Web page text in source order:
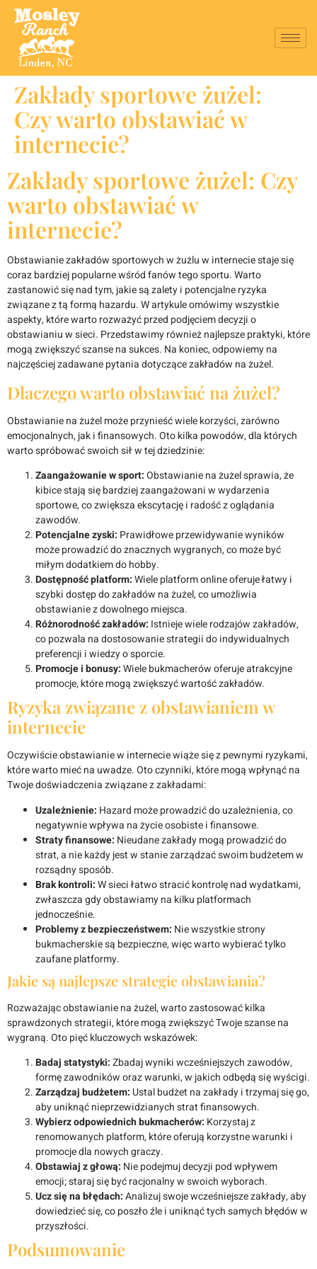
Zakłady sportowe żużel:
Czy warto obstawiać w
internecie?
Zakłady sportowe żużel: Czy
warto obstawiać w
internecie?
Obstawianie zakładów sportowych w żużlu w internecie staje się
coraz bardziej popularne wśród fanów tego sportu. Warto
zastanowić się nad tym, jakie są zalety i potencjalne ryzyka
związane z tą formą hazardu. W artykule omówimy wszystkie
aspekty, które warto rozważyć przed podjęciem decyzji o
obstawianiu w sieci. Przedstawimy również najlepsze praktyki, które
mogą zwiększyć szanse na sukces. Na koniec, odpowiemy na
najczęściej zadawane pytania dotyczące zakładów na żużel.
Dlaczego warto obstawiać na żużel?
Obstawianie na żużel może przynieść wiele korzyści, zarówno
emocjonalnych, jak i finansowych. Oto kilka powodów, dla których
warto spróbować swoich sił w tej dziedzinie:
Zaangażowanie w sport:Obstawianie na żużel sprawia, że
kibice stają się bardziej zaangażowani w wydarzenia
sportowe, co zwiększa ekscytację i radość z oglądania
zawodów.
Potencjalne zyski: Prawidłowe przewidywanie wyników
może prowadzić do znacznych wygranych, co może być
miłym dodatkiem do hobby.
Dostępność platform:Wiele platform online oferuje łatwy i
szybki dostęp do zakładów na żużel, co umożliwia
obstawianie z dowolnego miejsca.
Różnorodność zakładów: Istnieje wiele rodzajów zakładów,
co pozwala na dostosowanie strategii do indywidualnych
preferencji i wiedzy o sporcie.
Promocje i bonusy:Wiele bukmacherów oferuje atrakcyjne
promocje, które mogą zwiększyć wartość zakładów.
Ryzyka związane z obstawianiem w
internecie
Oczywiście obstawianie w internecie wiąże się z pewnymi ryzykami,
które warto mieć na uwadze. Oto czynniki, które mogą wpłynąć na
Twoje doświadczenia związane z zakładami:
Uzależnienie: Hazard może prowadzić do uzależnienia, co
negatywnie wpływa na życie osobiste i finansowe.
Straty finansowe: Nieudane zakłady mogą prowadzić do
strat, a nie każdy jest w stanie zarządzać swoim budżetem w
rozsądny sposób.
Brak kontroli:W sieci łatwo stracić kontrolę nad wydatkami,
zwłaszcza gdy obstawiamy na kilku platformach
jednocześnie.
Problemy z bezpieczeństwem: Nie wszystkie strony
bukmacherskie są bezpieczne, więc warto wybierać tylko
zaufane platformy.
Jakie są najlepsze strategie obstawiania?
Rozważając obstawianie na żużel, warto zastosować kilka
sprawdzonych strategii, które mogą zwiększyć Twoje szanse na
wygraną. Oto pięć kluczowych wskazówek:
Badaj statystyki:Zbadaj wyniki wcześniejszych zawodów,
formę zawodników oraz warunki, w jakich odbędą się wyścigi.
Zarządzaj budżetem: Ustal budżet na zakłady i trzymaj się go,
aby uniknąć nieprzewidzianych strat finansowych.
Wybierz odpowiednich bukmacherów: Korzystaj z
renomowanych platform, które oferują korzystne warunki i
promocje dla nowych graczy.
Obstawiaj z głową: Nie podejmuj decyzji pod wpływem
emocji; staraj się być racjonalny w swoich wyborach.
Ucz się na błędach:Analizuj swoje wcześniejsze zakłady, aby
dowiedzieć się, co poszło źle i uniknąć tych samych błędów w
przyszłości.
Podsumowanie